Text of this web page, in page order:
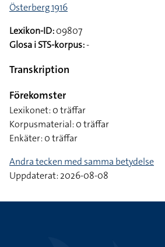
Österberg 1916
Lexikon-ID:09807
Glosa i STS-korpus:-
Transkription
Förekomster
Lexikonet: 0 träffar
Korpusmaterial: 0 träffar
Enkäter: 0 träffar
Andra tecken med samma betydelse
Uppdaterat: 2026-08-08